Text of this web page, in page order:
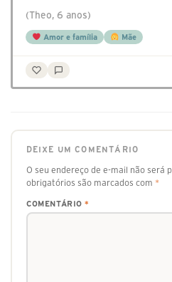
(Theo, 6 anos)
Amor e família Mãe
DEIXE UM COMENTÁRIO
O seu endereço de e-mail não será
obrigatórios são marcados com *
COMENTÁRIO *